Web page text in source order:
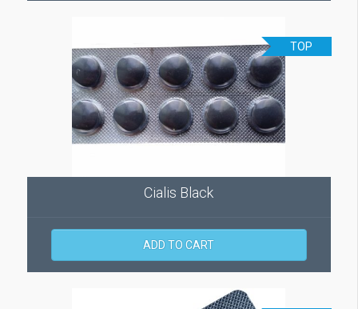
TOP
Cialis Black
ADD TO CART